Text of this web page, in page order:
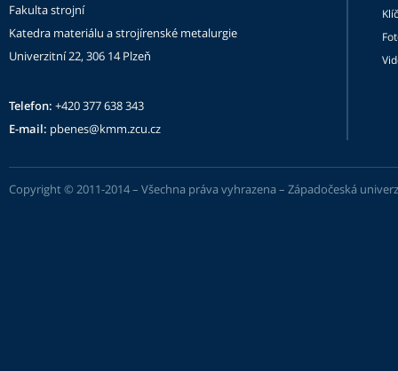
Fakulta strojní
Katedra materiálu a strojírenské metalurgie
Univerzitní 22, 306 14 Plzeň
Telefon: +420 377 638 343
E-mail: pbenes@kmm.zcu.cz
Copyright © 2011-2014 – Všechna práva vyhrazena – Západočeská